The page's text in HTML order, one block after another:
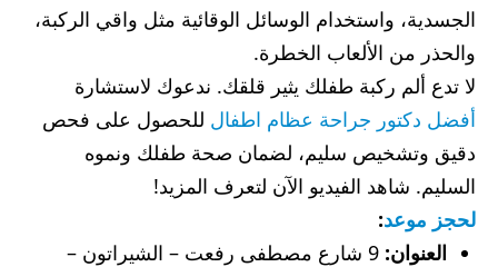
الجسدية، واستخدام الوسائل الوقائية مثل واقي الركبة،
والحذر من الألعاب الخطرة.
لا تدع ألم ركبة طفلك يثير قلقك. ندعوك لاستشارة
أفضل دكتور جراحة عظام اطفال للحصول على فحص
دقيق وتشخيص سليم، لضمان صحة طفلك ونموه
السليم. شاهد الفيديو الآن لتعرف المزيد!
لحجز موعد:
العنوان:
9 شارع مصطفى رفعت – الشيراتون –